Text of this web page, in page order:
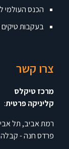
הכנס העולמי
בעקבות טיקים
צרו קשר
מרכז טיקלס
קליניקה פרטית:
רמת אביב, תל
פרדס חנה - קבלה